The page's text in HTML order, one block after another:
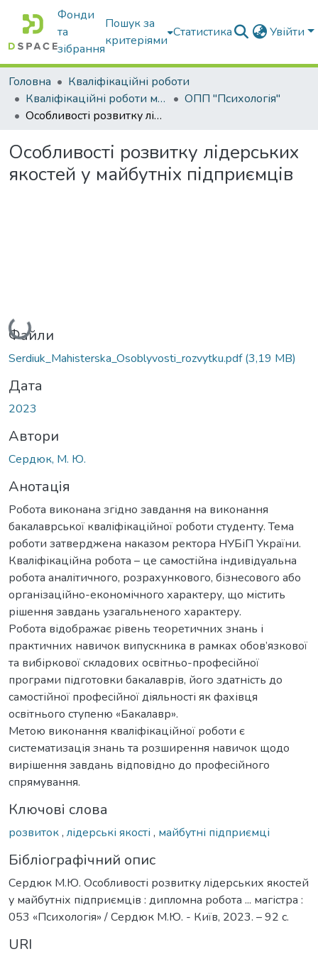
Фонди
та
зібрання
Пошук за
критеріями
Статистика Увійти
Головна
Кваліфікаційні роботи
Кваліфікаційні роботи магістрів
ОПП "Психологія"
Особливості розвитку лідерських якостей у майбутніх підприємців
Особливості розвитку лідерських
якостей у майбутніх підприємців
Вантажиться...
Файли
Serdiuk_Mahisterska_Osoblyvosti_rozvytku.pdf(3,19 MB)
Дата
2023
Автори
Сердюк, М. Ю.
Анотація
Робота виконана згідно завдання на виконання
бакалаврської кваліфікаційної роботи студенту. Тема
роботи затверджена наказом ректора НУБіП України.
Кваліфікаційна робота – це самостійна індивідуальна
робота аналітичного, розрахункового, бізнесового або
організаційно-економічного характеру, що містить
рішення завдань узагальненого характеру.
Робота відображає рівень теоретичних знань і
практичних навичок випускника в рамках обов’язкової
та вибіркової складових освітньо-професійної
програми підготовки бакалаврів, його здатність до
самостійної професійної діяльності як фахівця
освітнього ступеню «Бакалавр».
Метою виконання кваліфікаційної роботи є
систематизація знань та розширення навичок щодо
вирішення завдань відповідно до професійного
спрямування.
Ключові слова
розвиток, лідерські якості , майбутні підприємці
Бібліографічний опис
Сердюк М.Ю. Особливості розвитку лідерських якостей
у майбутніх підприємців : дипломна робота ... магістра :
053 «Психологія» / Сердюк М.Ю. - Київ, 2023. – 92 с.
URI